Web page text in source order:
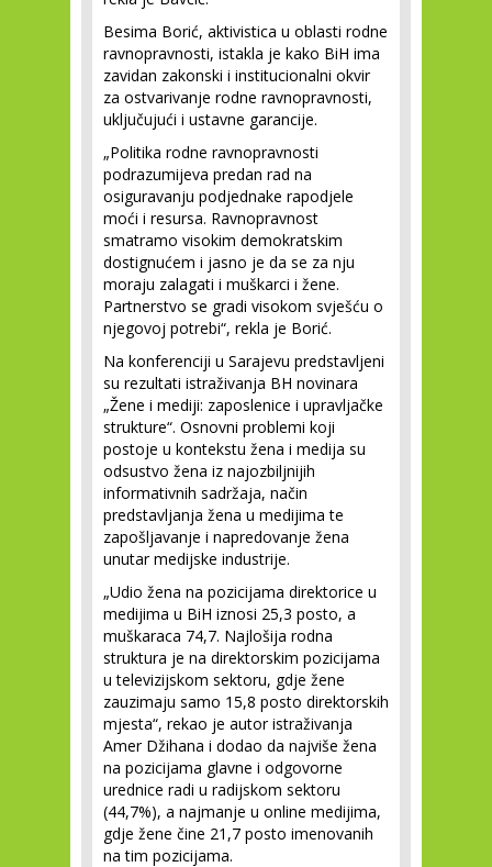
Besima Borić, aktivistica u oblasti rodne
ravnopravnosti, istakla je kako BiH ima
zavidan zakonski i institucionalni okvir
za ostvarivanje rodne ravnopravnosti,
uključujući i ustavne garancije.
„Politika rodne ravnopravnosti
podrazumijeva predan rad na
osiguravanju podjednake rapodjele
moći i resursa. Ravnopravnost
smatramo visokim demokratskim
dostignućem i jasno je da se za nju
moraju zalagati i muškarci i žene.
Partnerstvo se gradi visokom svješću o
njegovoj potrebi“, rekla je Borić.
Na konferenciji u Sarajevu predstavljeni
su rezultati istraživanja BH novinara
„Žene i mediji: zaposlenice i upravljačke
strukture“. Osnovni problemi koji
postoje u kontekstu žena i medija su
odsustvo žena iz najozbiljnijih
informativnih sadržaja, način
predstavljanja žena u medijima te
zapošljavanje i napredovanje žena
unutar medijske industrije.
„Udio žena na pozicijama direktorice u
medijima u BiH iznosi 25,3 posto, a
muškaraca 74,7. Najlošija rodna
struktura je na direktorskim pozicijama
u televizijskom sektoru, gdje žene
zauzimaju samo 15,8 posto direktorskih
mjesta“, rekao je autor istraživanja
Amer Džihana i dodao da najviše žena
na pozicijama glavne i odgovorne
urednice radi u radijskom sektoru
(44,7%), a najmanje u online medijima,
gdje žene čine 21,7 posto imenovanih
na tim pozicijama.